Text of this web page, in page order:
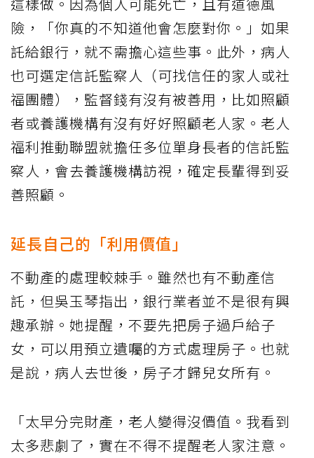
險，「你真的不知道他會怎麼對你。」如果
託給銀行，就不需擔心這些事。此外，病人
也可選定信託監察人（可找信任的家人或社
福團體），監督錢有沒有被善用，比如照顧
者或養護機構有沒有好好照顧老人家。老人
福利推動聯盟就擔任多位單身長者的信託監
察人，會去養護機構訪視，確定長輩得到妥
善照顧。
延長自己的「利用價值」
不動產的處理較棘手。雖然也有不動產信
託，但吳玉琴指出，銀行業者並不是很有興
趣承辦。她提醒，不要先把房子過戶給子
女，可以用預立遺囑的方式處理房子。也就
是說，病人去世後，房子才歸兒女所有。
「太早分完財產，老人變得沒價值。我看到
太多悲劇了，實在不得不提醒老人家注意。